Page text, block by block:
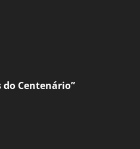
Centenário”